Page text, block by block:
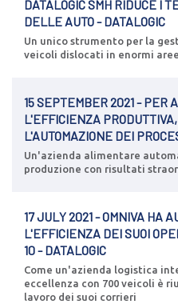
DATALOGIC SMH RIDUCE I
DELLE AUTO - DATALOGIC
Un unico strumento per la
veicoli dislocati in enormi
15 SEPTEMBER 2021 - PER
L'EFFICIENZA
L'AUTOMAZIONE DEI
Un'azienda alimentare
produzione con risultati
17 JULY 2021 - OMNIVA HA
L'EFFICIENZA DEI SUOI
10 - DATALOGIC
Come un'azienda logistica
eccellenza con 700 veicoli è
lavoro dei suoi corrieri